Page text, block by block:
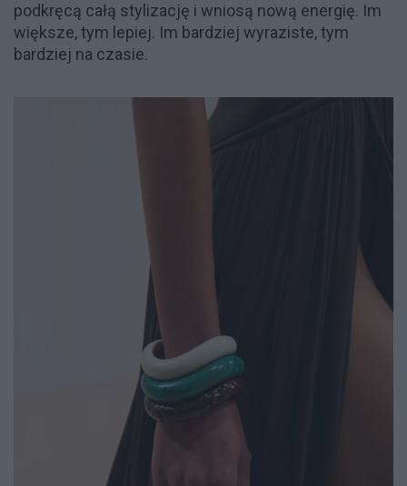
podkręcą całą stylizację i wniosą nową energię. Im
większe, tym lepiej. Im bardziej wyraziste, tym
bardziej na czasie.